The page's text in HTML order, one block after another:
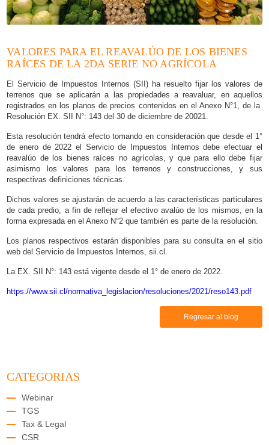
VALORES PARA EL REAVALÚO DE LOS BIENES
RAÍCES DE LA 2DA SERIE NO AGRÍCOLA
El Servicio de Impuestos Internos (SII) ha resuelto fijar los valores de
terrenos que se aplicarán a las propiedades a reavaluar, en aquellos
registrados en los planos de precios contenidos en el Anexo N°1, de la
Resolución EX. SII N°: 143 del 30 de diciembre de 20021.
Esta resolución tendrá efecto tomando en consideración que desde el 1°
de enero de 2022 el Servicio de Impuestos Internos debe efectuar el
reavalúo de los bienes raíces no agrícolas, y que para ello debe fijar
asimismo los valores para los terrenos y construcciones, y sus
respectivas definiciones técnicas.
Dichos valores se ajustarán de acuerdo a las características particulares
de cada predio, a fin de reflejar el efectivo avalúo de los mismos, en la
forma expresada en el Anexo N°2 que también es parte de la resolución.
Los planos respectivos estarán disponibles para su consulta en el sitio
web del Servicio de Impuestos Internos, sii.cl.
La EX. SII N°: 143 está vigente desde el 1° de enero de 2022.
https://www.sii.cl/normativa_legislacion/resoluciones/2021/reso143.pdf
Regresar al blog
CATEGORIAS
Webinar
TGS
Tax & Legal
CSR